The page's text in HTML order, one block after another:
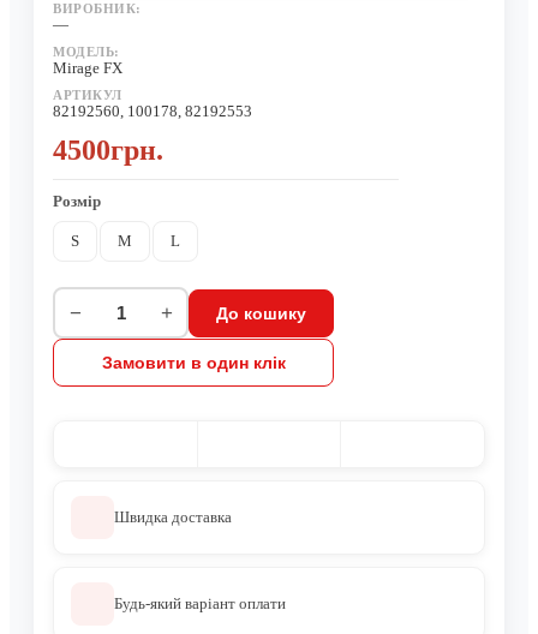
ВИРОБНИК:
—
МОДЕЛЬ:
Mirage FX
АРТИКУЛ
82192560, 100178, 82192553
4500грн.
Розмір
S M L
− + До кошику
Замовити в один клік
Швидка доставка
Будь-який варіант оплати